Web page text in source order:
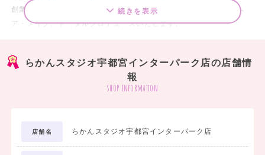
創業105年の伝統ある写真館・らかんスタジオが、衣装・着付・ヘ
ア・メイク、トータルプロデュースいたします。
【2026-2027卒業袴大展示会】全店開催中！
小物アレンジや当日の流れなどもお気軽にご相談を！
続きを表示
らかんスタジオ宇都宮インターパーク店の店舗情
報
shop information
店舗名 らかんスタジオ宇都宮インターパーク店